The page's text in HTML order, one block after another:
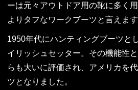
ーは元々アウトドア用の靴に多く
よりタフなワークブーツと言えます
1950年代にハンティングブーツと
イリッシュセッター。その機能性
らも大いに評価され、アメリカを
ツとなりました。